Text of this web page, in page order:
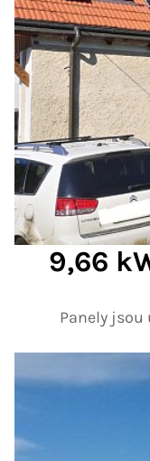
9,66
Panely